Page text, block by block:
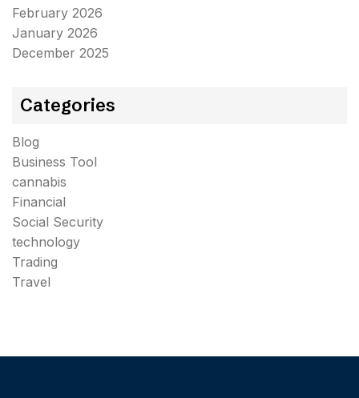
February 2026
January 2026
December 2025
Categories
Blog
Business Tool
cannabis
Financial
Social Security
technology
Trading
Travel